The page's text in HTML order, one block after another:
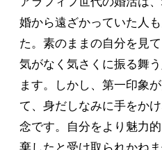
婚から遠ざかっていた人
た。素のままの自分を見
気がなく気さくに振る舞
ます。しかし、第一印象
て、身だしなみに手をか
念です。自分をより魅力